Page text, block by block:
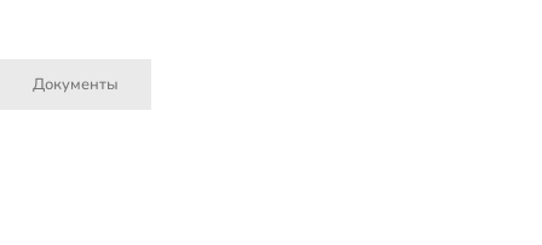
Документы